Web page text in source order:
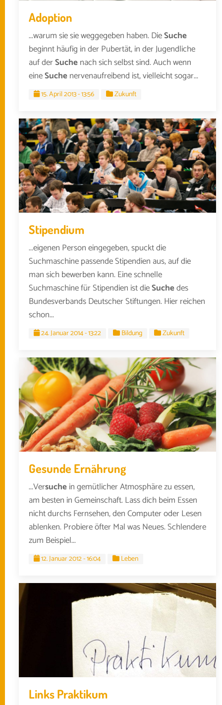
Adoption
...warum sie sie weggegeben haben. DieSuche
beginnt häufig in der Pubertät, in der Jugendliche
auf derSuchenach sich selbst sind. Auch wenn
eineSuchenervenaufreibend ist, vielleicht sogar...
15. April 2013 - 13:56 Zukunft
Stipendium
...eigenen Person eingegeben, spuckt die
Suchmaschine passende Stipendien aus, auf die
man sich bewerben kann. Eine schnelle
Suchmaschine für Stipendien ist dieSuchedes
Bundesverbands Deutscher Stiftungen. Hier reichen
schon...
24. Januar 2014 - 13:22 Bildung Zukunft
Gesunde Ernährung
...Versuchein gemütlicher Atmosphäre zu essen,
am besten in Gemeinschaft. Lass dich beim Essen
nicht durchs Fernsehen, den Computer oder Lesen
ablenken. Probiere öfter Mal was Neues. Schlendere
zum Beispiel...
12. Januar 2012 - 16:04 Leben
Links Praktikum